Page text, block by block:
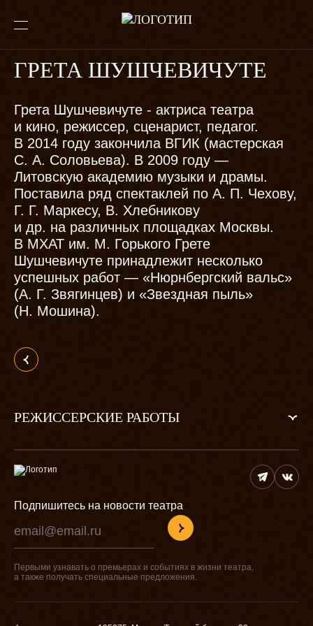
ГРЕТА ШУШЧЕВИЧУТЕ
Грета Шушчевичуте - актриса театра
и кино, режиссер, сценарист, педагог.
В 2014 году закончила ВГИК (мастерская
С. А. Соловьева). В 2009 году —
Литовскую академию музыки и драмы.
Поставила ряд спектаклей по А. П. Чехову,
Г. Г. Маркесу, В. Хлебникову
и др. на различных площадках Москвы.
В МХАТ им. М. Горького Грете
Шушчевичуте принадлежит несколько
успешных работ — «Нюрнбергский вальс»
(А. Г. Звягинцев) и «Звездная пыль»
(Н. Мошина).
РЕЖИССЕРСКИЕ РАБОТЫ
Подпишитесь на новости театра
Первыми узнавать о премьерах и событиях в жизни театра,
а также получать специальные предложения.